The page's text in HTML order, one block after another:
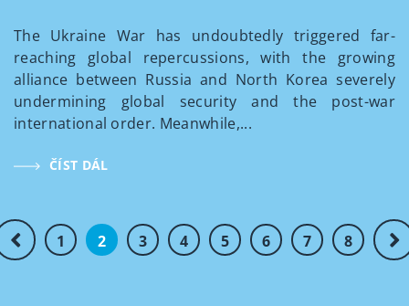
The Ukraine War has undoubtedly triggered far-
reaching global repercussions, with the growing
alliance between Russia and North Korea severely
undermining global security and the post-war
international order. Meanwhile,...
ČÍST DÁL
1 2 3 4 5 6 7 8